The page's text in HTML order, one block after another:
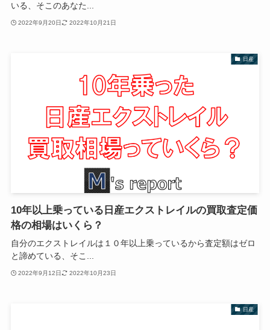
いる、そこのあなた...
2022年9月20日 2022年10月21日
日産
10年以上乗っている日産エクストレイルの買取査定価
格の相場はいくら？
自分のエクストレイルは１０年以上乗っているから査定額はゼロ
と諦めている、そこ...
2022年9月12日 2022年10月23日
日産